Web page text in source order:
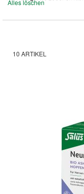
10 ARTIKEL
entfernen
Alles löschen